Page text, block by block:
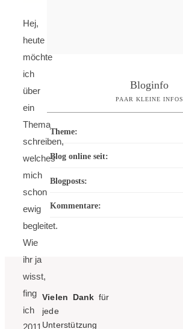
Hej,
heute
möchte
ich
über
ein
Thema
schreiben,
welches
mich
schon
ewig
begleitet.
Wie
ihr ja
wisst,
fing
ich
2011
Bloginfo
PAAR KLEINE INFOS
Theme:
Blog online seit:
Blogposts:
Kommentare:
Vielen Dank für
jede
Unterstützung